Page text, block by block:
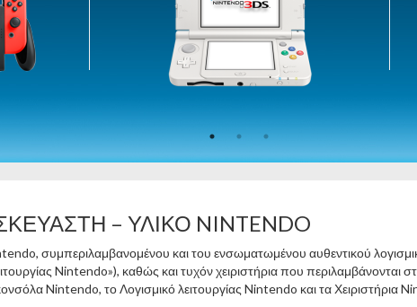
– ΥΛΙΚΟ NINTENDO
συμπεριλαμβανομένου και του ενσωματωμένου αυθεντικού
Nintendo»), καθώς και τυχόν χειριστήρια που περιλαμβάνονται
Nintendo, το Λογισμικό λειτουργίας Nintendo και τα Χειριστήρια